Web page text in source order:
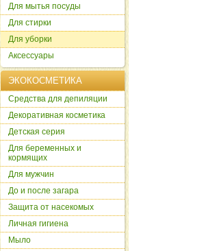
Для мытья посуды
Для стирки
Для уборки
Аксессуары
ЭКОКОСМЕТИКА
Cредства для депиляции
Декоративная косметика
Детская серия
Для беременных и
кормящих
Для мужчин
До и после загара
Защита от насекомых
Личная гигиена
Мыло